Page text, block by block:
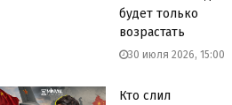
будет только
возрастать
30 июля 2026, 15:00
Кто слил